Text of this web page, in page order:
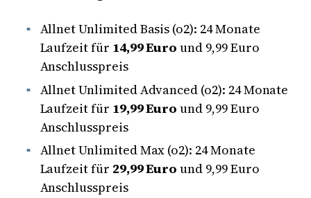
Allnet Unlimited Basis (o2): 24 Monate
Laufzeit für 14,99 Euro und 9,99 Euro
Anschlusspreis
Allnet Unlimited Advanced (o2): 24 Monate
Laufzeit für 19,99 Euro und 9,99 Euro
Anschlusspreis
Allnet Unlimited Max (o2): 24 Monate
Laufzeit für 29,99 Euro und 9,99 Euro
Anschlusspreis